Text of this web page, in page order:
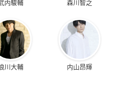
内駿輔 森川智之
川大輔 内山昂輝